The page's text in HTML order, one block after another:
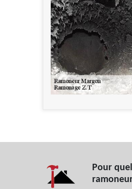
Pour